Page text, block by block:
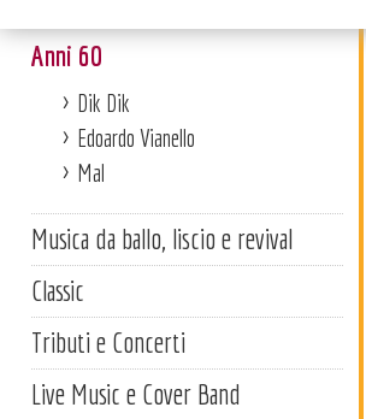
Anni 60
Dik Dik
Edoardo Vianello
Mal
Musica da ballo, liscio e revival
Classic
Tributi e Concerti
Live Music e Cover Band